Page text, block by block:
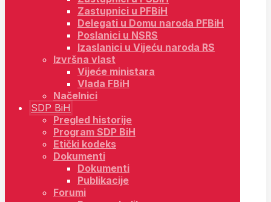
Zastupnici u PFBiH
Delegati u Domu naroda PFBiH
Poslanici u NSRS
Izaslanici u Vijeću naroda RS
Izvršna vlast
Vijeće ministara
Vlada FBiH
Načelnici
SDP BiH
Pregled historije
Program SDP BiH
Etički kodeks
Dokumenti
Dokumenti
Publikacije
Forumi